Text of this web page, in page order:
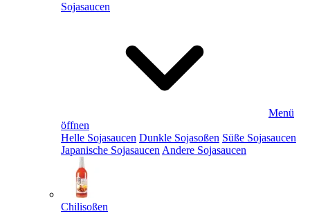
Sojasaucen
Menü
öffnen
Helle Sojasaucen Dunkle Sojasoßen Süße Sojasaucen
Japanische Sojasaucen Andere Sojasaucen
Chilisoßen